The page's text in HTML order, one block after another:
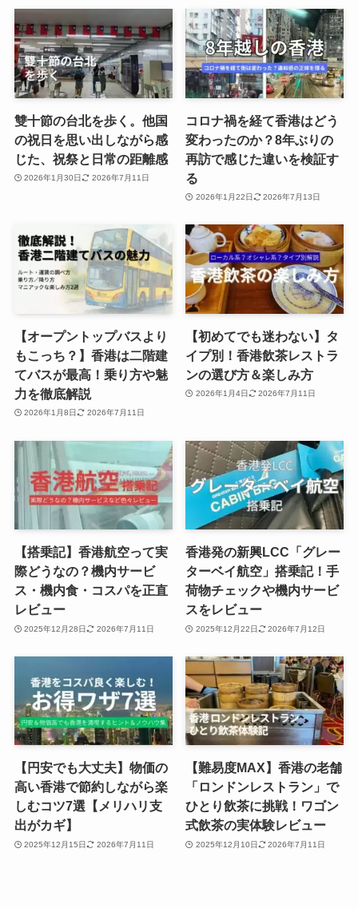
雙十節の台北を歩く。他国
の祝日を思い出しながら感
じた、祝祭と日常の距離感
2026年1月30日 2026年7月11日
コロナ禍を経て香港はどう
変わったのか？8年ぶりの
再訪で感じた違いを検証す
る
2026年1月22日 2026年7月13日
【オープントップバスより
もこっち？】香港は二階建
てバスが最高！乗り方や魅
力を徹底解説
2026年1月8日 2026年7月11日
【初めてでも迷わない】タ
イプ別！香港飲茶レストラ
ンの選び方＆楽しみ方
2026年1月4日 2026年7月11日
【搭乗記】香港航空って実
際どうなの？機内サービ
ス・機内食・コスパを正直
レビュー
2025年12月28日 2026年7月11日
香港発の新興LCC「グレー
ターベイ航空」搭乗記！手
荷物チェックや機内サービ
スをレビュー
2025年12月22日 2026年7月12日
【円安でも大丈夫】物価の
高い香港で節約しながら楽
しむコツ7選【メリハリ支
出がカギ】
2025年12月15日 2026年7月11日
【難易度MAX】香港の老舗
「ロンドンレストラン」で
ひとり飲茶に挑戦！ワゴン
式飲茶の実体験レビュー
2025年12月10日 2026年7月11日